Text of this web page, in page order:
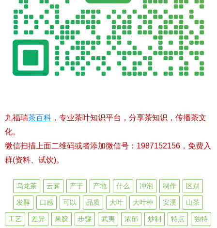
九福瑞茶百科 ，专业茶叶知识平台，分享茶知识，传播茶文
化。
微信扫描上面二维码或者添加微信号：1987152156，免费入
群(资料、试饮)。
乌龙茶 云雾 产于 产地 什么 冲泡 制作 区别
发酵 口感 可以 品质 大叶 大叶种 安溪 山茶
工艺 差异 果胶 步骤 武夷 浓郁 炒制 特点 独特